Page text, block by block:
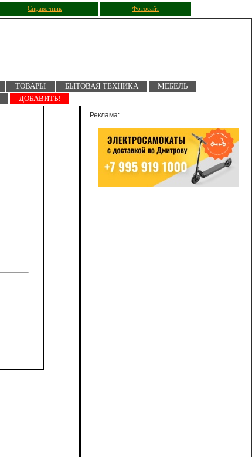
Справочник Фотосайт
ТОВАРЫ БЫТОВАЯ ТЕХНИКА
МЕБЕЛЬ
ДОБАВИТЬ!
Реклама: